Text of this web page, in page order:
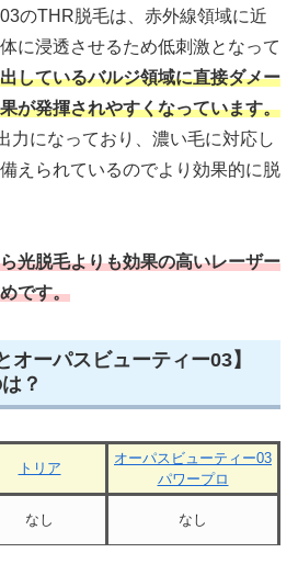
のTHR脱毛は、赤外線領域に近
に浸透させるため低刺激となって
しているバルジ領域に直接ダメー
が発揮されやすくなっています。
力になっており、濃い毛に対応し
えられているのでより効果的に脱
光脱毛よりも効果の高いレーザー
です。
オーパスビューティー03】
？
トリア
オーパスビューティー03
パワープロ
なし なし